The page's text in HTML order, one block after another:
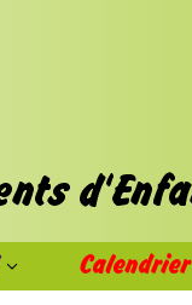
Calendrier